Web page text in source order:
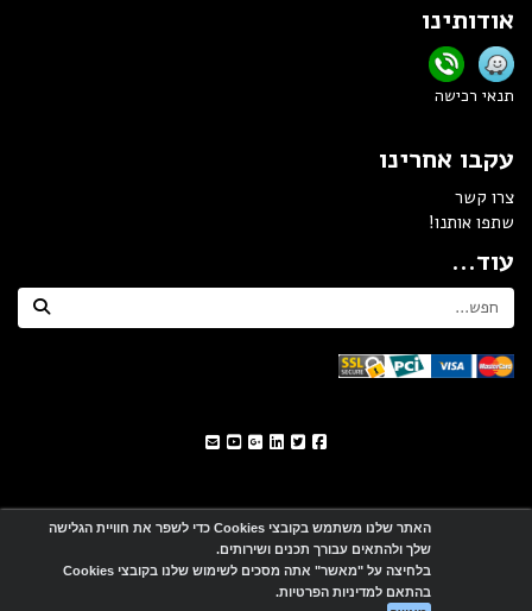
אודותינו
תנאי רכישה
עקבו אחרינו
צרו קשר
שתפו אותנו!
עוד...
אתר זה מופעל באמצעותWobily
האתר שלנו משתמש בקובצי Cookies כדי לשפר את חוויית הגלישה
שלך ולהתאים עבורך תכנים ושירותים.
בלחיצה על "מאשר" אתה מסכים לשימוש שלנו בקובצי Cookies
בהתאם למדיניות הפרטיות.